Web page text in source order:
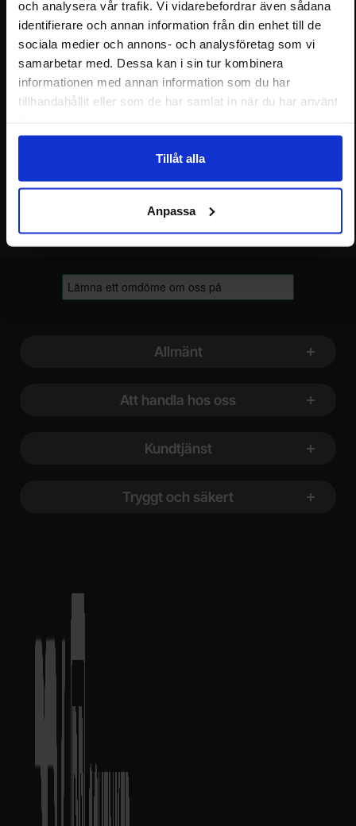
och analysera vår trafik. Vi vidarebefordrar även sådana
identifierare och annan information från din enhet till de
sociala medier och annons- och analysföretag som vi
samarbetar med. Dessa kan i sin tur kombinera
informationen med annan information som du har
tillhandahållit eller som de har samlat in när du har använt
Tillåt alla
Anpassa
Nyhetsbrev
Jag önskar erbjudanden, rabatter och produktnyheter direkt till min
inkorg!
Du kommer att få ca 1 utskick / månad. Avbryt enkelt när du vill.
Ditt namn
Allmänt
Att handla hos oss
Kundtjänst
Tryggt och säkert